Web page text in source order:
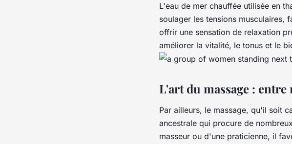
L'eau de mer chauffée utilisée en
soulager les tensions musculaires,
offrir une sensation de relaxation
améliorer la vitalité, le tonus et le
L'art du massage :
Par ailleurs, le massage, qu'il soit
ancestrale qui procure de
masseur ou d'une praticienne, il